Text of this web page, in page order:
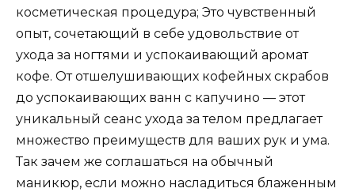
косметическая процедура; Это чувственный
опыт, сочетающий в себе удовольствие от
ухода за ногтями и успокаивающий аромат
кофе. От отшелушивающих кофейных скрабов
до успокаивающих ванн с капучино — этот
уникальный сеанс ухода за телом предлагает
множество преимуществ для ваших рук и ума.
Так зачем же соглашаться на обычный
маникюр, если можно насладиться блаженным